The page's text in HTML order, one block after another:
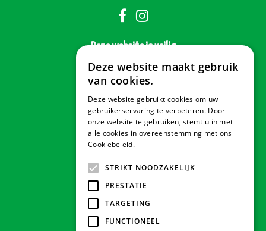
Deze website is veilig
Veilig betalen
Contact & Openingstijden
Tuindorado Gorredijk
Deze website maakt gebruik
van cookies.
Deze website gebruikt cookies om uw
gebruikerservaring te verbeteren. Door
onze website te gebruiken, stemt u in met
alle cookies in overeenstemming met ons
Cookiebeleid.
STRIKT NOODZAKELIJK
PRESTATIE
TARGETING
FUNCTIONEEL